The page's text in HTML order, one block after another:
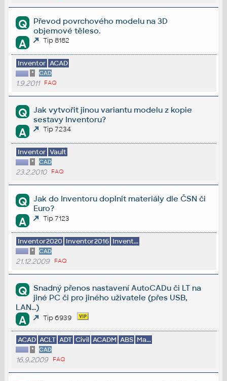
Q
Převod povrchového modelu na 3D
objemové těleso.
A Tip 8182
Inventor ACAD
* CAD
1.9.2011 FAQ
Q
Jak vytvořit jinou variantu modelu z kopie
sestavy Inventoru?
A Tip 7234
Inventor Vault
* CAD
23.2.2010 FAQ
Q
Jak do Inventoru doplnit materiály dle ČSN či
Euro?
A Tip 7123
Inventor2020 Inventor2016 Invent...
* CAD
21.12.2009 FAQ
Q
Snadný přenos nastavení AutoCADu či LT na
jiné PC či pro jiného uživatele (přes USB,
LAN...)
A Tip 6939
ACAD ACLT ADT Civil ACADM ABS Ma...
* CAD
16.9.2009 FAQ